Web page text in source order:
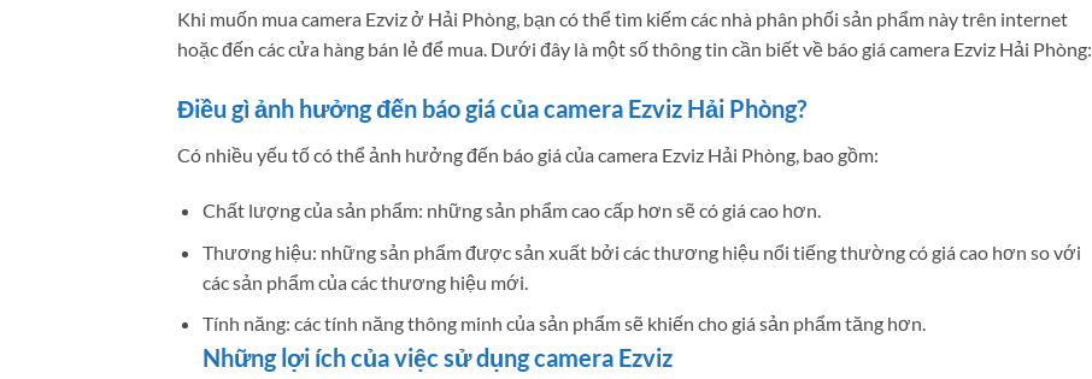
Khi muốn mua camera Ezviz ở Hải Phòng, bạn có thể tìm kiếm các nhà phân phối sản phẩm này trên internet
hoặc đến các cửa hàng bán lẻ để mua. Dưới đây là một số thông tin cần biết về báo giá camera Ezviz Hải Phòng:
Điều gì ảnh hưởng đến báo giá của camera Ezviz Hải Phòng?
Có nhiều yếu tố có thể ảnh hưởng đến báo giá của camera Ezviz Hải Phòng, bao gồm:
Chất lượng của sản phẩm: những sản phẩm cao cấp hơn sẽ có giá cao hơn.
Thương hiệu: những sản phẩm được sản xuất bởi các thương hiệu nổi tiếng thường có giá cao hơn so với
các sản phẩm của các thương hiệu mới.
Tính năng: các tính năng thông minh của sản phẩm sẽ khiến cho giá sản phẩm tăng hơn.
Những lợi ích của việc sử dụng camera Ezviz